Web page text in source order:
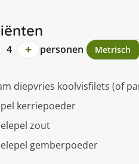
4 + personen Metrisch
diepvries koolvisfilets (of
kerriepoeder
zout
gemberpoeder